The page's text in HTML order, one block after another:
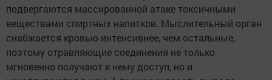
подвергаются массированной атаке токсичными
веществами спиртных напитков. Мыслительный орган
снабжается кровью интенсивнее, чем остальные,
поэтому отравляющие соединения не только
мгновенно получают к нему доступ, но и